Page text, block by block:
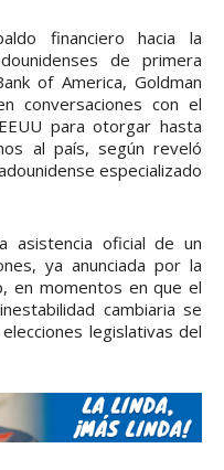
financiero hacia la
de primera
of America, Goldman
conversaciones con el
para otorgar hasta
al país, según reveló
especializado
asistencia oficial de un
ya anunciada por la
en momentos en que el
cambiaria se
legislativas del